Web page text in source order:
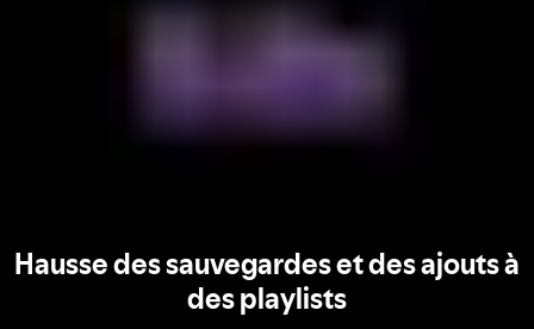
Hausse des sauvegardes et des ajouts à
des playlists